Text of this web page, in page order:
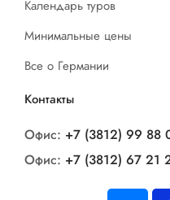
Календарь туров
Минимальные цены
Все о Германии
Контакты
Офис: +7 (3812) 99 88
Офис: +7 (3812) 67 21